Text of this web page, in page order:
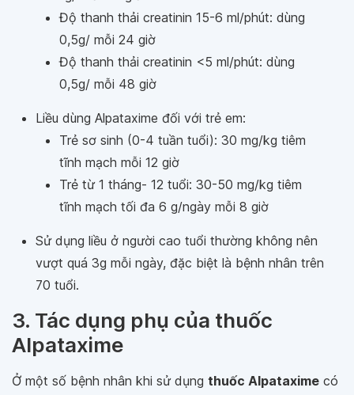
Độ thanh thải creatinin 15-6 ml/phút: dùng
0,5g/ mỗi 24 giờ
Độ thanh thải creatinin <5 ml/phút: dùng
0,5g/ mỗi 48 giờ
Liều dùng Alpataxime đối với trẻ em:
Trẻ sơ sinh (0-4 tuần tuổi): 30 mg/kg tiêm
tĩnh mạch mỗi 12 giờ
Trẻ từ 1 tháng- 12 tuổi: 30-50 mg/kg tiêm
tĩnh mạch tối đa 6 g/ngày mỗi 8 giờ
Sử dụng liều ở người cao tuổi thường không nên
vượt quá 3g mỗi ngày, đặc biệt là bệnh nhân trên
70 tuổi.
3. Tác dụng phụ của thuốc
Alpataxime
Ở một số bệnh nhân khi sử dụng thuốc Alpataxime có